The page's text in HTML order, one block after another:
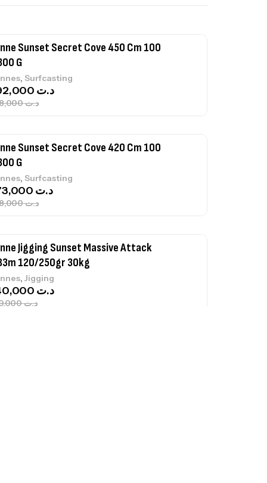
Sunset Secret Cove 450 Cm 100
G
, Surfcasting
د.ت768,000
د.ت
Sunset Secret Cove 420 Cm 100
G
, Surfcasting
د.ت748,000
د.ت
Jigging Sunset Massive Attack
120/250gr 30kg
,Jigging
د.ت379,000
د.ت